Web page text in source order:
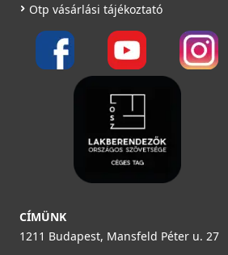
Otp vásárlási tájékoztató
CÍMÜNK
1211 Budapest, Mansfeld Péter u. 27